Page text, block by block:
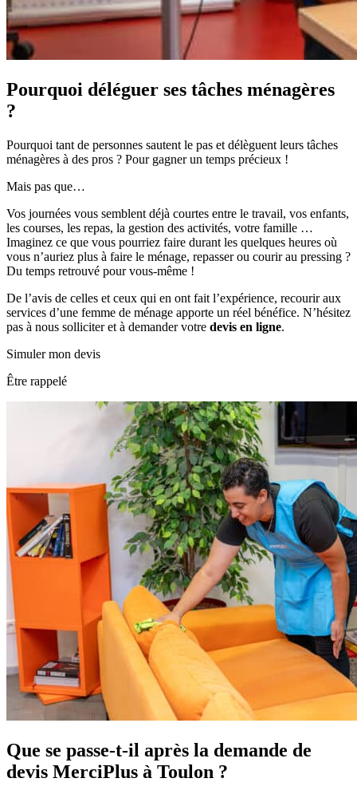
Pourquoi déléguer ses tâches ménagères
?
Pourquoi tant de personnes sautent le pas et délèguent leurs tâches
ménagères à des pros ? Pour gagner un temps précieux !
Mais pas que…
Vos journées vous semblent déjà courtes entre le travail, vos enfants,
les courses, les repas, la gestion des activités, votre famille …
Imaginez ce que vous pourriez faire durant les quelques heures où
vous n’auriez plus à faire le ménage, repasser ou courir au pressing ?
Du temps retrouvé pour vous-même !
De l’avis de celles et ceux qui en ont fait l’expérience, recourir aux
services d’une femme de ménage apporte un réel bénéfice. N’hésitez
pas à nous solliciter et à demander votre devis en ligne.
Simuler mon devis
Être rappelé
Que se passe-t-il après la demande de
devis MerciPlus à Toulon ?